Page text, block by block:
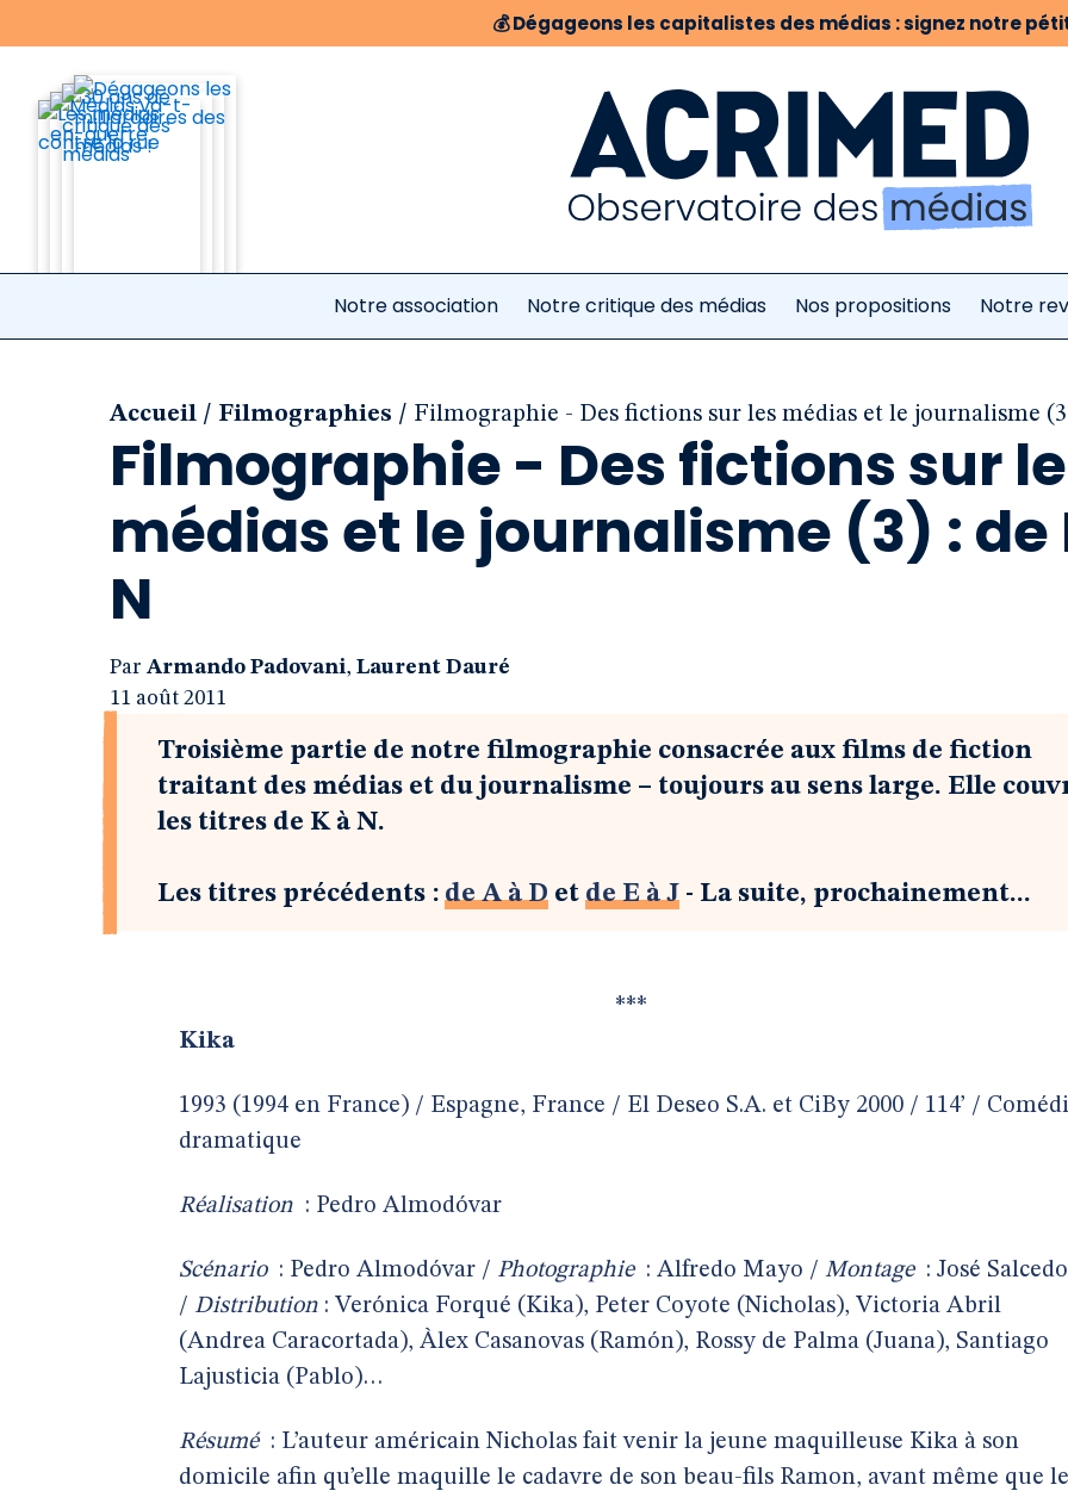
💰Dégageons les capitalistes des médias : signez notre
Notre association Notre critique des médias Nos propositions Notre
Accueil / Filmographies / Filmographie - Des fictions sur les médias et le journalisme
Filmographie - Des fictions sur
médias et le journalisme (3) : de
N
Par Armando Padovani, Laurent Dauré
11 août 2011
Troisième partie de notre filmographie consacrée aux films de fiction
traitant des médias et du journalisme – toujours au sens large. Elle
les titres de K à N.
Les titres précédents : de A à D et de E à J - La suite, prochainement...
***
Kika
1993 (1994 en France) / Espagne, France / El Deseo S.A. et CiBy 2000 / 114’ /
dramatique
Réalisation : Pedro Almodóvar
Scénario : Pedro Almodóvar / Photographie : Alfredo Mayo / Montage : José Salcedo
/ Distribution : Verónica Forqué (Kika), Peter Coyote (Nicholas), Victoria Abril
(Andrea Caracortada), Àlex Casanovas (Ramón), Rossy de Palma (Juana), Santiago
Lajusticia (Pablo)…
Résumé : L’auteur américain Nicholas fait venir la jeune maquilleuse Kika à son
domicile afin qu’elle maquille le cadavre de son beau-fils Ramon, avant même que